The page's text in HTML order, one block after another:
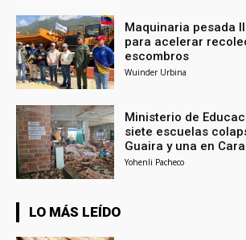
Maquinaria pesada
para acelerar
escombros
Wuinder Urbina
Ministerio de
siete escuelas
Guaira y una en
Yohenli Pacheco
LO MÁS LEÍDO